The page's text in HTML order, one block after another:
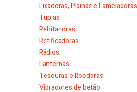
Lixadoras, Plainas e Lameladoras
Tupias
Rebitadoras
Retificadoras
Rádios
Lanternas
Tesouras e Roedoras
Vibradores de betão